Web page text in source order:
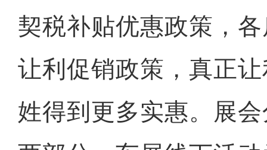
契税补贴优惠政策，
让利促销政策，真正
姓得到更多实惠。展